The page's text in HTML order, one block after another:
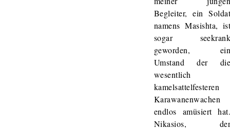
Begleiter, ein
namens Masishta,
sogar
geworden,
Umstand der
wesentlich
kamelsattelfesteren
Karawanenwachen
endlos amüsiert
Nikasios,